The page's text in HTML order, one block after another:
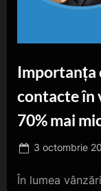
Importanța
contacte în
70% mai
Posted
3 octombrie
În lumea